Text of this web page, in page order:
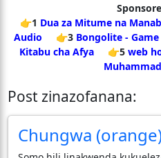
👉1 Dua za Mitume na
Audio
👉3 Bongolite -
Kitabu cha Afya
👉5 web
Post zinazofanana:
Chungwa